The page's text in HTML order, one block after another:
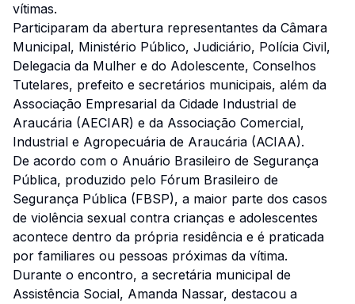
vítimas.
Participaram da abertura representantes da Câmara
Municipal, Ministério Público, Judiciário, Polícia Civil,
Delegacia da Mulher e do Adolescente, Conselhos
Tutelares, prefeito e secretários municipais, além da
Associação Empresarial da Cidade Industrial de
Araucária (AECIAR) e da Associação Comercial,
Industrial e Agropecuária de Araucária (ACIAA).
De acordo com o Anuário Brasileiro de Segurança
Pública, produzido pelo Fórum Brasileiro de
Segurança Pública (FBSP), a maior parte dos casos
de violência sexual contra crianças e adolescentes
acontece dentro da própria residência e é praticada
por familiares ou pessoas próximas da vítima.
Durante o encontro, a secretária municipal de
Assistência Social, Amanda Nassar, destacou a